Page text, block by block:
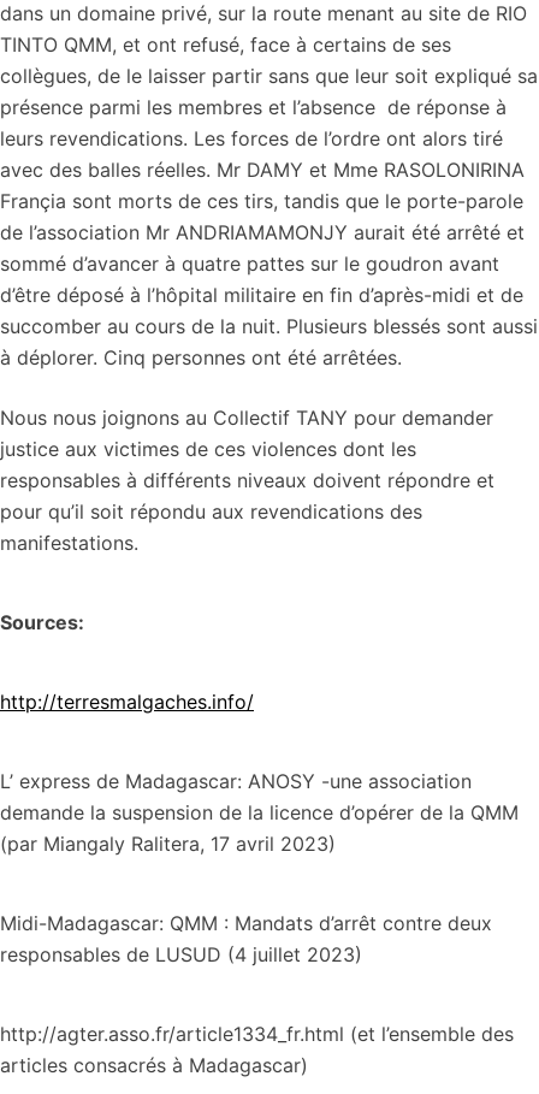
dans un domaine privé, sur la route menant au site de RIO
TINTO QMM, et ont refusé, face à certains de ses
collègues, de le laisser partir sans que leur soit expliqué sa
présence parmi les membres et l’absence de réponse à
leurs revendications. Les forces de l’ordre ont alors tiré
avec des balles réelles. Mr DAMY et Mme RASOLONIRINA
Françia sont morts de ces tirs, tandis que le porte-parole
de l’association Mr ANDRIAMAMONJY aurait été arrêté et
sommé d’avancer à quatre pattes sur le goudron avant
d’être déposé à l’hôpital militaire en fin d’après-midi et de
succomber au cours de la nuit. Plusieurs blessés sont aussi
à déplorer. Cinq personnes ont été arrêtées.
Nous nous joignons au Collectif TANY pour demander
justice aux victimes de ces violences dont les
responsables à différents niveaux doivent répondre et
pour qu’il soit répondu aux revendications des
manifestations.
Sources:
http://terresmalgaches.info/
L’ express de Madagascar: ANOSY -une association
demande la suspension de la licence d’opérer de la QMM
(par Miangaly Ralitera, 17 avril 2023)
Midi-Madagascar: QMM : Mandats d’arrêt contre deux
responsables de LUSUD (4 juillet 2023)
http://agter.asso.fr/article1334_fr.html (et l’ensemble des
articles consacrés à Madagascar)